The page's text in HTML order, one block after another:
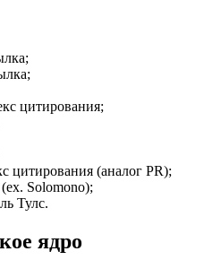
цитирования;
(аналог PR);
Solomono);
Тулс.
ядро